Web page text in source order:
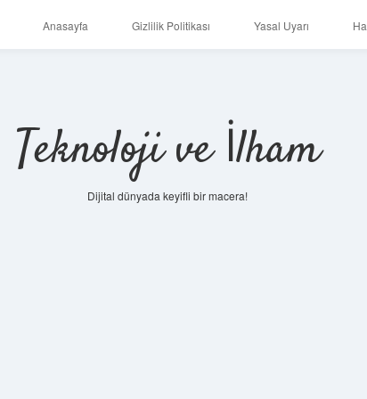
Anasayfa Gizlilik Politikası Yasal Uyarı
Teknoloji ve İlham
Dijital dünyada keyifli bir macera!